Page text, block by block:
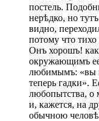
постель.
нерѣдко, но
видно,
потому что тихо
Онъ хорошъ!
окружающимъ
любимымъ: «вы
теперь гадки».
любопытства, о
и, кажется, на
обычною